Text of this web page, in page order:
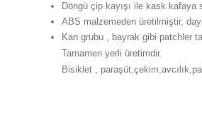
Döngü çip kayışı ile kask kafaya
ABS malzemeden üretilmiştir,
Kan grubu , bayrak gibi patchler
Tamamen yerli üretimdir.
Bisiklet ,